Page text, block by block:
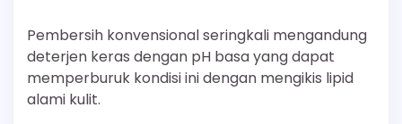
Pembersih konvensional seringkali mengandung
deterjen keras dengan pH basa yang dapat
memperburuk kondisi ini dengan mengikis lipid
alami kulit.